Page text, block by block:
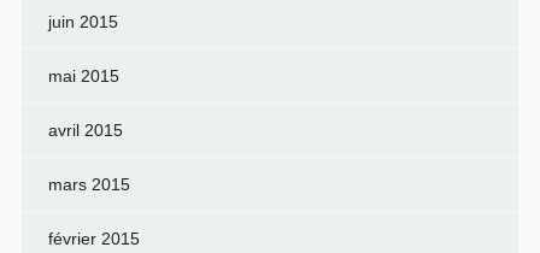
juin 2015
mai 2015
avril 2015
mars 2015
février 2015